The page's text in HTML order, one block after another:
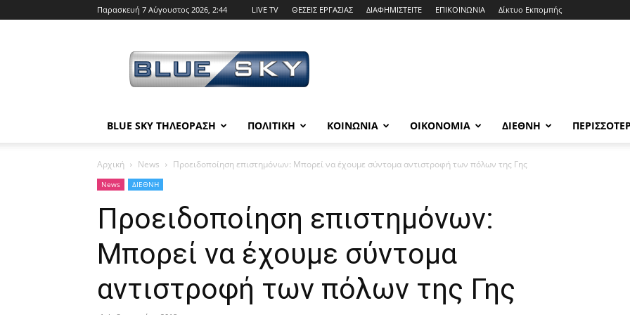
Παρασκευή 7 Αύγουστος 2026, 2:44 LIVE TV ΘΕΣΕΙΣ ΕΡΓΑΣΙΑΣ ΔΙΑΦΗΜΙΣΤΕΙΤΕ ΕΠΙΚΟΙΝΩΝΙΑ Δίκτυο Εκπομπής
SKY
BLUE SKY ΤΗΛΕΟΡΑΣΗ ΠΟΛΙΤΙΚΗ ΚΟΙΝΩΝΙΑ ΟΙΚΟΝΟΜΙΑ ΔΙΕΘΝΗ
Αρχική News Προειδοποίηση επιστημόνων: Μπορεί να έχουμε σύντομα αντιστροφή των πόλων της Γης
News ΔΙΕΘΝΗ
Προειδοποίηση επιστημόνων:
Μπορεί να έχουμε σύντομα
αντιστροφή των πόλων της Γης